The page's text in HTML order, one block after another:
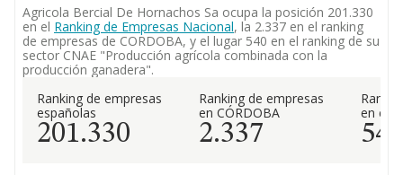
Agricola Bercial De Hornachos Sa ocupa la posición 201.330
en el Ranking de Empresas Nacional, la 2.337 en el ranking
de empresas de CORDOBA, y el lugar 540 en el ranking de su
sector CNAE "Producción agrícola combinada con la
producción ganadera".
Ranking de empresas
españolas
201.330
Ranking de empresas
en CÓRDOBA
2.337
en el
540